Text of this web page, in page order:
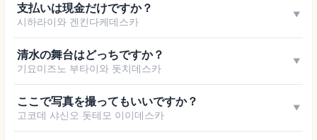
支払いは現金だけですか？
시하라이와 겐킨다케데스카
▼
清水の舞台はどっちですか？
기요미즈노 부타이와 돗치데스카
▼
ここで写真を撮ってもいいですか？
고코데 샤신오 돗테모 이이데스카
▼